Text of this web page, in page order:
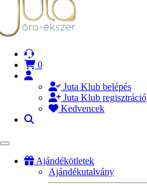
0
Juta Klub belépés
Juta Klub regisztráció
Kedvencek
Ajándékötletek
Ajándékutalvány